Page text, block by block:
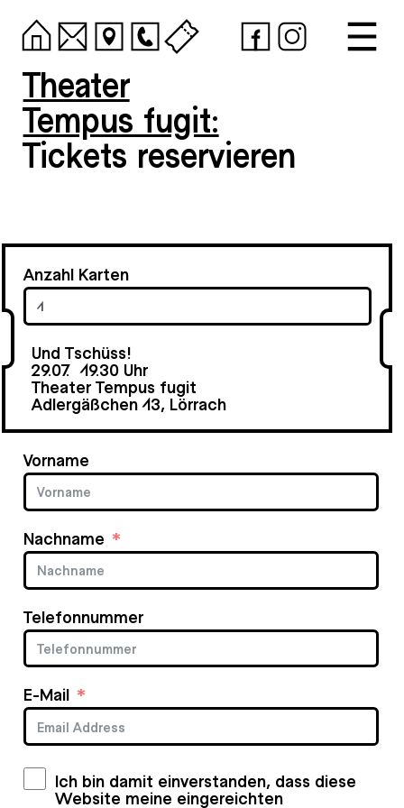
Theater
Tempus fugit:
Tickets reservieren
Anzahl Karten
Und Tschüss!
19.30 Uhr
29.07.
Theater Tempus fugit
Adlergäßchen 13, Lörrach
Vorname
Nachname
Telefonnummer
E-Mail
Ich bin damit einverstanden, dass diese
Website meine eingereichten